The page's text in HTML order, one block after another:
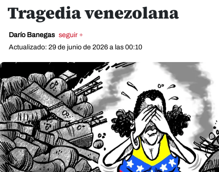
Tragedia venezolana
Darío Banegas seguir +
Actualizado: 29 de junio de 2026 a las 00:10